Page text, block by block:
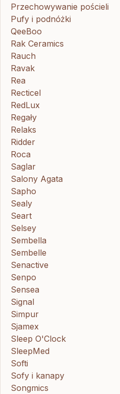
Przechowywanie pościeli
Pufy i podnóżki
QeeBoo
Rak Ceramics
Rauch
Ravak
Rea
Recticel
RedLux
Regały
Relaks
Ridder
Roca
Saglar
Salony Agata
Sapho
Sealy
Seart
Selsey
Sembella
Sembelle
Senactive
Senpo
Sensea
Signal
Simpur
Sjamex
Sleep O'Clock
SleepMed
Softi
Sofy i kanapy
Songmics